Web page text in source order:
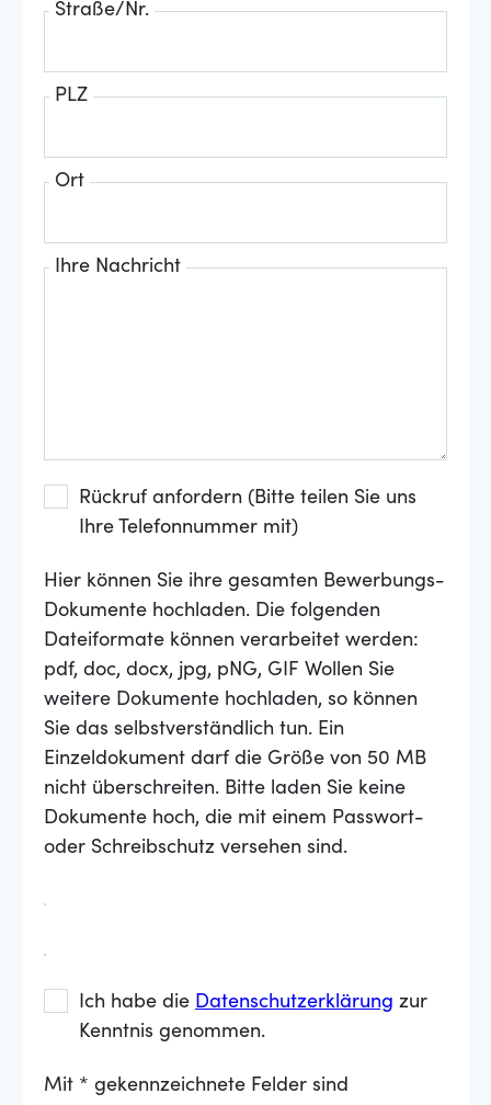
Straße/Nr.
PLZ
Ort
Ihre Nachricht
Rückruf anfordern (Bitte teilen Sie uns
Ihre Telefonnummer mit)
Hier können Sie ihre gesamten Bewerbungs-
Dokumente hochladen. Die folgenden
Dateiformate können verarbeitet werden:
pdf, doc, docx, jpg, pNG, GIF Wollen Sie
weitere Dokumente hochladen, so können
Sie das selbstverständlich tun. Ein
Einzeldokument darf die Größe von 50 MB
nicht überschreiten. Bitte laden Sie keine
Dokumente hoch, die mit einem Passwort-
oder Schreibschutz versehen sind.
Ich habe die Datenschutzerklärung zur
Kenntnis genommen.
Mit * gekennzeichnete Felder sind